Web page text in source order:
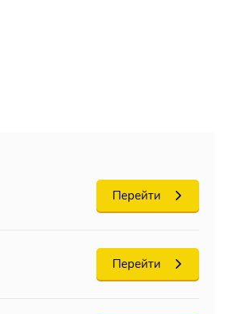
Перейти
Перейти